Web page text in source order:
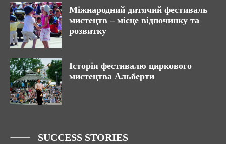
Міжнародний дитячий фестиваль
мистецтв – місце відпочинку та
розвитку
Історія фестивалю циркового
мистецтва Альберти
SUCCESS STORIES